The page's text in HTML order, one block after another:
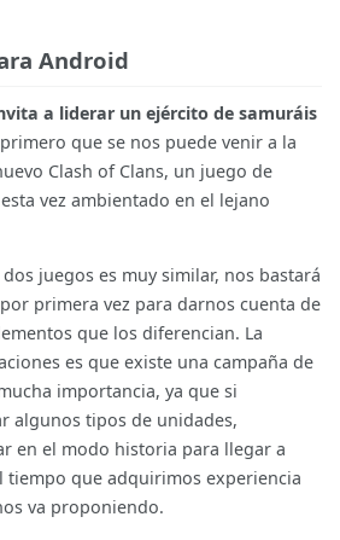
Android
a liderar un ejército de samuráis
que se nos puede venir a la
Clash of Clans, un juego de
vez ambientado en el lejano
juegos es muy similar, nos bastará
primera vez para darnos cuenta de
que los diferencian. La
es que existe una campaña de
importancia, ya que si
algunos tipos de unidades,
en el modo historia para llegar a
tiempo que adquirimos experiencia
va proponiendo.